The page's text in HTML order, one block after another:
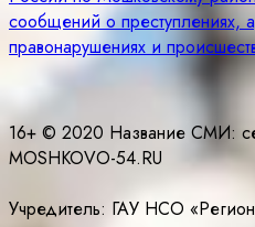
сообщений о преступлениях,
правонарушениях и
16+ © 2020 Название СМИ:
MOSHKOVO-54.RU
Учредитель: ГАУ НСО